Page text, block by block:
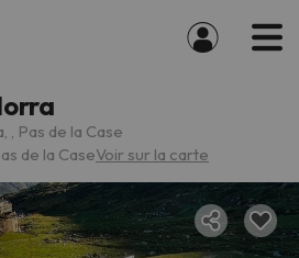
, Pas de la Case
de la CaseVoir sur la carte